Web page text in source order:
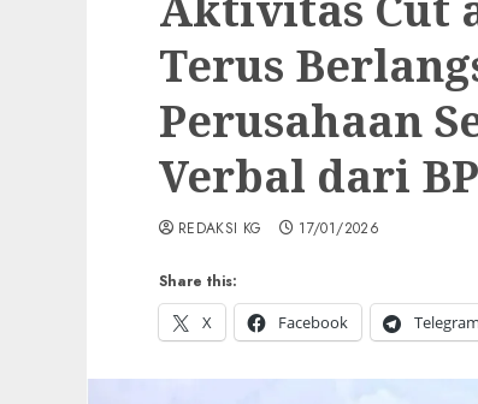
Terus
Perusahaan
Verbal dari
Share this:
X
Facebook Telegram
REDAKSI KG 17/01/2026